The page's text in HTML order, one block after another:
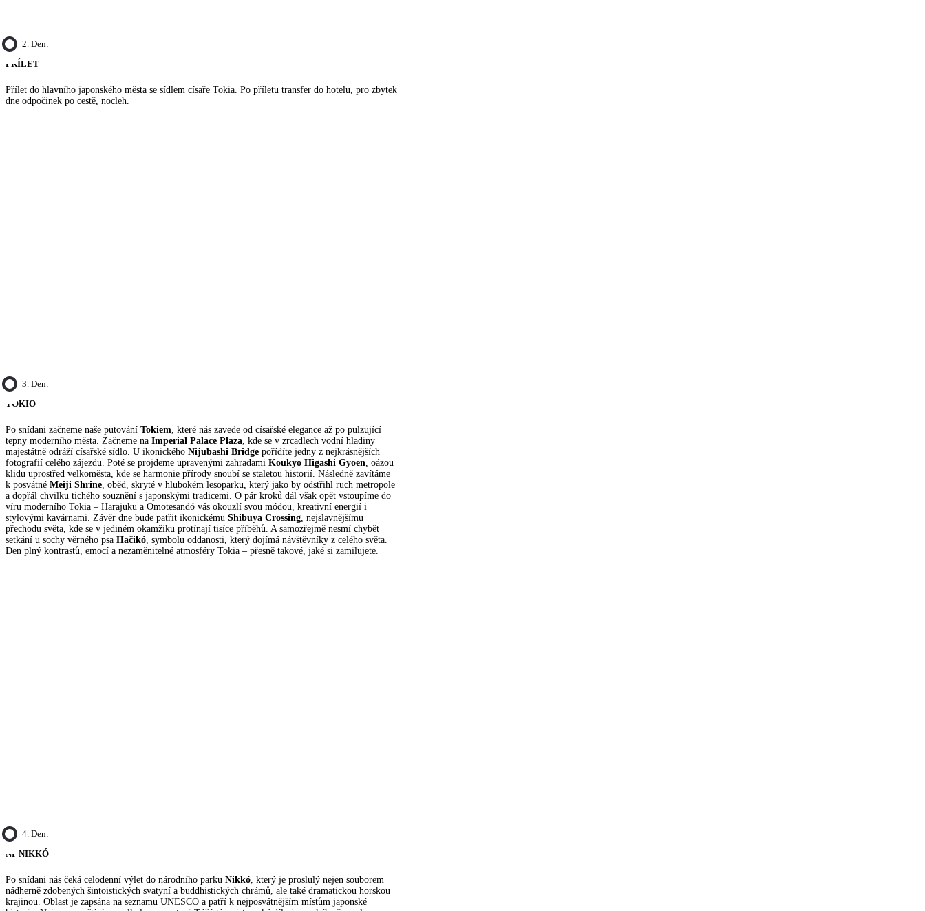
2. Den:
PŘÍLET
Přílet do hlavního japonského města se sídlem císaře Tokia. Po příletu transfer do hotelu, pro zbytek
dne odpočinek po cestě, nocleh.
3. Den:
TOKIO
Po snídani začneme naše putování Tokiem, které nás zavede od císařské elegance až po pulzující
tepny moderního města. Začneme na Imperial Palace Plaza, kde se v zrcadlech vodní hladiny
majestátně odráží císařské sídlo. U ikonického Nijubashi Bridge pořídíte jedny z nejkrásnějších
fotografií celého zájezdu. Poté se projdeme upravenými zahradami Koukyo Higashi Gyoen, oázou
klidu uprostřed velkoměsta, kde se harmonie přírody snoubí se staletou historií. Následně zavítáme
k posvátné Meiji Shrine, oběd, skryté v hlubokém lesoparku, který jako by odstřihl ruch metropole
a dopřál chvilku tichého souznění s japonskými tradicemi. O pár kroků dál však opět vstoupíme do
víru moderního Tokia – Harajuku a Omotesandó vás okouzlí svou módou, kreativní energií i
stylovými kavárnami. Závěr dne bude patřit ikonickému Shibuya Crossing, nejslavnějšímu
přechodu světa, kde se v jediném okamžiku protínají tisíce příběhů. A samozřejmě nesmí chybět
setkání u sochy věrného psa Hačikó, symbolu oddanosti, který dojímá návštěvníky z celého světa.
Den plný kontrastů, emocí a nezaměnitelné atmosféry Tokia – přesně takové, jaké si zamilujete.
4. Den:
NP NIKKÓ
Po snídani nás čeká celodenní výlet do národního parku Nikkó , který je proslulý nejen souborem
nádherně zdobených šintoistických svatyní a buddhistických chrámů, ale také dramatickou horskou
krajinou. Oblast je zapsána na seznamu UNESCO a patří k nejposvátnějším místům japonské